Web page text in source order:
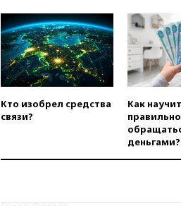
Кто изобрел средства
связи?
Как
правильно
деньгами?